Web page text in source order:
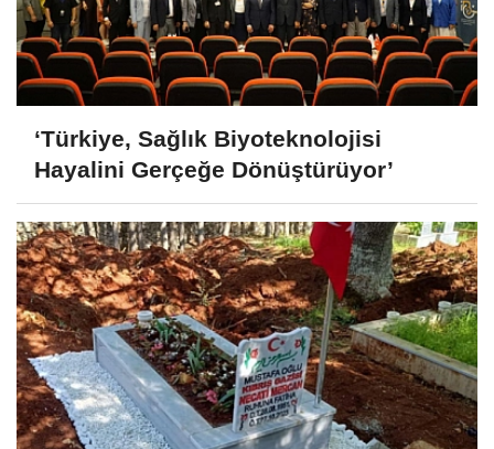
‘Türkiye, Sağlık Biyoteknolojisi
Hayalini Gerçeğe Dönüştürüyor’